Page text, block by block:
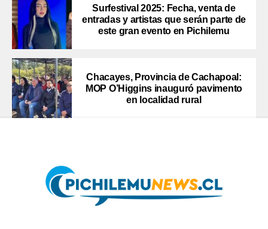
Surfestival 2025: Fecha, venta de
entradas y artistas que serán parte de
este gran evento en Pichilemu
Chacayes, Provincia de Cachapoal:
MOP O’Higgins inauguró pavimento
en localidad rural